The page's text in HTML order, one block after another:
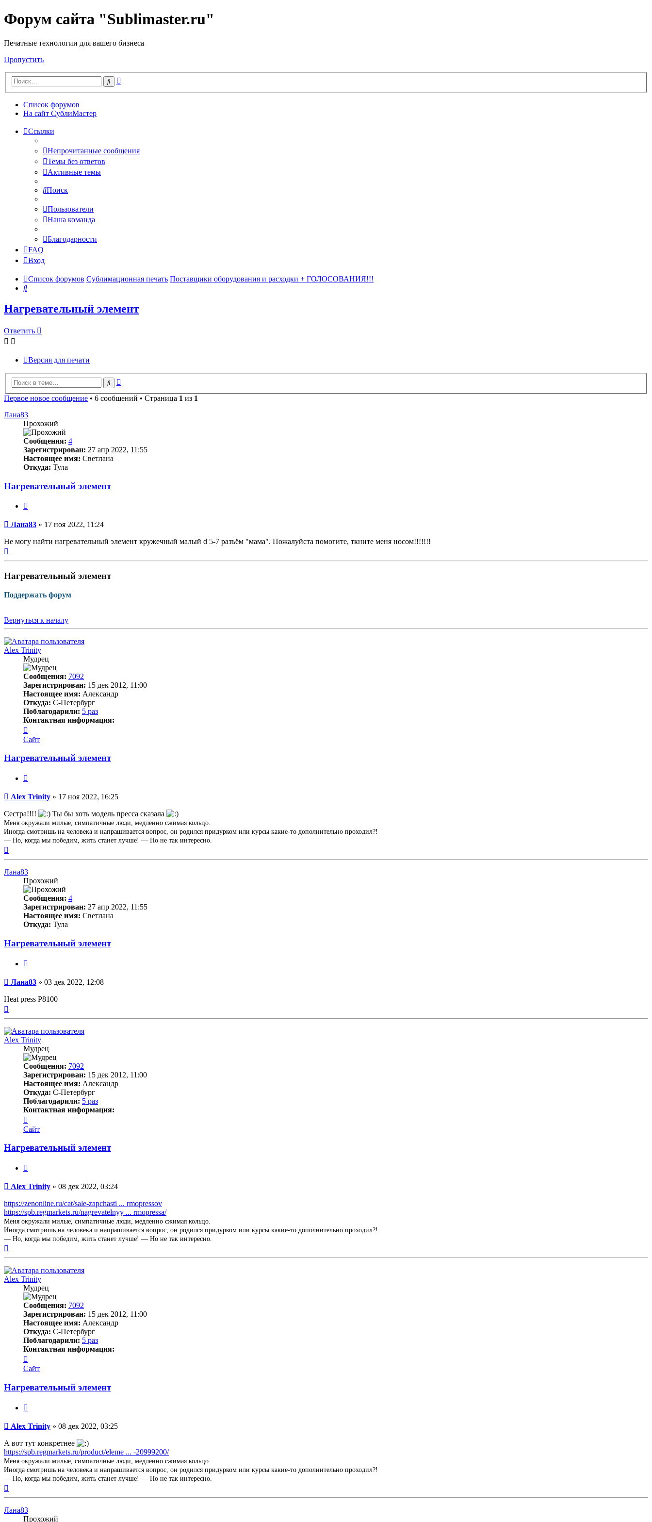
Форум сайта "Sublimaster.ru"
Печатные технологии для вашего бизнеса
Пропустить
Поиск
Список форумов
На сайт СублиМастер
Ссылки
Непрочитанные сообщения
Темы без ответов
Активные темы
Поиск
Пользователи
Наша команда
Благодарности
FAQ
Вход
Список форумов Сублимационная печать Поставщики оборудования и расходки + ГОЛОСОВАНИЯ!!!
Поиск
Нагревательный элемент
Ответить
Версия для печати
Поиск
Первое новое сообщение • 6 сообщений • Страница 1 из 1
Лана83
Прохожий
Сообщения: 4
Зарегистрирован: 27 апр 2022, 11:55
Настоящее имя: Светлана
Откуда: Тула
Нагревательный элемент
Непрочитанное
Лана83 » 17 ноя 2022, 11:24
Не могу найти нагревательный элемент кружечный малый d 5-7 разъём "мама". Пожалуйста помогите, ткните меня носом!!!!!!!
Нагревательный элемент
Поддержать форум
Вернуться к началу
Alex Trinity
Мудрец
Сообщения: 7092
Зарегистрирован: 15 дек 2012, 11:00
Настоящее имя: Александр
Откуда: С-Петербург
Поблагодарили: 5 раз
Контактная информация:
информация
пользователя
Trinity
Сайт
Нагревательный элемент
Непрочитанное
Alex Trinity » 17 ноя 2022, 16:25
Сестра!!!! Ты бы хоть модель пресса сказала
Меня окружали милые, симпатичные люди, медленно сжимая кольцо.
Иногда смотришь на человека и напрашивается вопрос, он родился придурком или курсы какие-то дополнительно проходил?!
— Но, когда мы победим, жить станет лучше! — Но не так интересно.
Лана83
Прохожий
Сообщения: 4
Зарегистрирован: 27 апр 2022, 11:55
Настоящее имя: Светлана
Откуда: Тула
Нагревательный элемент
Непрочитанное
Лана83 » 03 дек 2022, 12:08
Heat press P8100
Alex Trinity
Мудрец
Сообщения: 7092
Зарегистрирован: 15 дек 2012, 11:00
Настоящее имя: Александр
Откуда: С-Петербург
Поблагодарили: 5 раз
Контактная информация:
информация
пользователя
Trinity
Сайт
Нагревательный элемент
Непрочитанное
Alex Trinity » 08 дек 2022, 03:24
https://zenonline.ru/cat/sale-zapchasti ... rmopressov
https://spb.regmarkets.ru/nagrevatelnyy ... rmopressa/
Меня окружали милые, симпатичные люди, медленно сжимая кольцо.
Иногда смотришь на человека и напрашивается вопрос, он родился придурком или курсы какие-то дополнительно проходил?!
— Но, когда мы победим, жить станет лучше! — Но не так интересно.
Alex Trinity
Мудрец
Сообщения: 7092
Зарегистрирован: 15 дек 2012, 11:00
Настоящее имя: Александр
Откуда: С-Петербург
Поблагодарили: 5 раз
Контактная информация:
информация
пользователя
Trinity
Сайт
Нагревательный элемент
Непрочитанное
Alex Trinity » 08 дек 2022, 03:25
А вот тут конкретнее
https://spb.regmarkets.ru/product/eleme ... -20999200/
Меня окружали милые, симпатичные люди, медленно сжимая кольцо.
Иногда смотришь на человека и напрашивается вопрос, он родился придурком или курсы какие-то дополнительно проходил?!
— Но, когда мы победим, жить станет лучше! — Но не так интересно.
Лана83
Прохожий